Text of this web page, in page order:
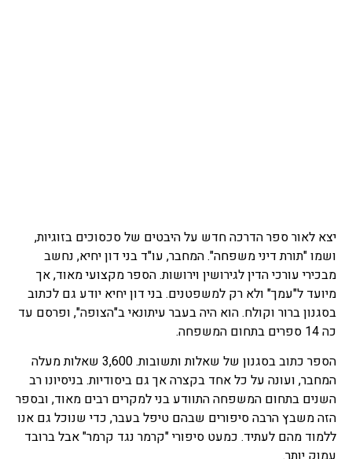
יצא לאור ספר הדרכה חדש על היבטים של סכסוכים בזוגיות,
ושמו "תורת דיני משפחה". המחבר, עו"ד בני דון יחיא, נחשב
מבכירי עורכי הדין לגירושין וירושות. הספר מקצועי מאוד, אך
מיועד ל"עמך" ולא רק למשפטנים. בני דון יחיא יודע גם לכתוב
בסגנון ברור וקולח. הוא היה בעבר עיתונאי ב"הצופה", ופרסם עד
כה 14 ספרים בתחום המשפחה.
הספר כתוב בסגנון של שאלות ותשובות. 3,600 שאלות מעלה
המחבר, ועונה על כל אחד בקצרה אך גם ביסודיות. בניסיונו רב
השנים בתחום המשפחה התוודע בני למקרים רבים מאוד, ובספר
הזה משבץ הרבה סיפורים שבהם טיפל בעבר, כדי שנוכל גם אנו
ללמוד מהם לעתיד. כמעט סיפורי "קרמר נגד קרמר" אבל ברובד